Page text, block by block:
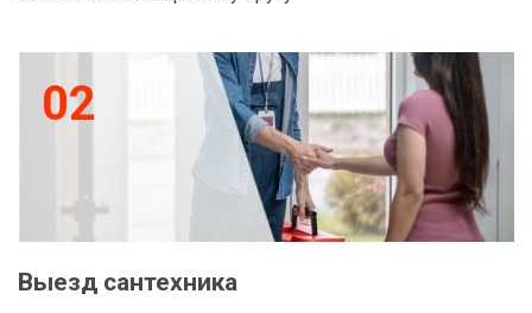
02
Выезд сантехника